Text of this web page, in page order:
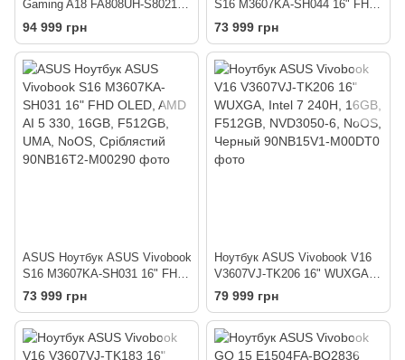
Gaming A18 FA808UH-S8021
18" FHD+ IPS, AMD R7-260,
16GB, F512GB, NVD5050-8,
noOS, Сірий
94 999 грн
S16 M3607KA-SH044 16" FHD
OLED, AMD AI 5 330, 16GB,
F512GB, UMA, NoOS, Сірий
73 999 грн
ASUS Ноутбук ASUS Vivobook
S16 M3607KA-SH031 16" FHD
OLED, AMD AI 5 330, 16GB,
F512GB, UMA, NoOS,
Сріблястий
73 999 грн
Ноутбук ASUS Vivobook V16
V3607VJ-TK206 16" WUXGA,
Intel 7 240H, 16GB, F512GB,
NVD3050-6, NoOS, Черный
79 999 грн